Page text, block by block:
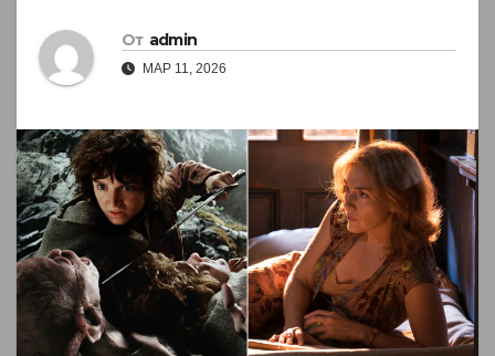
От admin
МАР 11, 2026